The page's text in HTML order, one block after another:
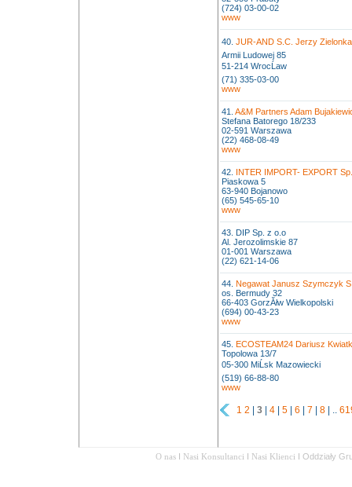
(724) 03-00-02
www
40. JUR-AND S.C. Jerzy
Armii Ludowej 85
51-214 WrocĹaw
(71) 335-03-00
www
41. A&M Partners Adam
Stefana Batorego 18/233
02-591 Warszawa
(22) 468-08-49
www
42. INTER IMPORT- EXPORT
Piaskowa 5
63-940 Bojanowo
(65) 545-65-10
www
43. DIP Sp. z o.o
Al. Jerozolimskie 87
01-001 Warszawa
(22) 621-14-06
44. Negawat Janusz Szymczyk
os. Bermudy 32
66-403 GorzĂłw Wielkopolski
(694) 00-43-23
www
45. ECOSTEAM24 Dariusz
Topolowa 13/7
05-300 MiĹsk Mazowiecki
(519) 66-88-80
www
1 2 | 3 | 4 | 5 | 6 | 7 | 8 | ..
O nas I Nasi Konsultanci I Nasi Klienci I Oddziały